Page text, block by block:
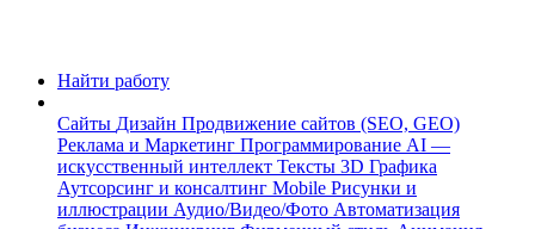
Найти работу
Сайты Дизайн Продвижение сайтов (SEO, GEO)
Реклама и Маркетинг Программирование AI —
искусственный интеллект Тексты 3D Графика
Аутсорсинг и консалтинг Mobile Рисунки и
иллюстрации Аудио/Видео/Фото Автоматизация